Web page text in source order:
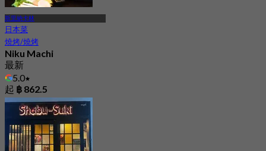
斯里納卡林
日本菜
燒烤/燒烤
Niku Machi
最新
5.0
起 ฿ 862.5